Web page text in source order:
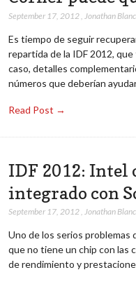
September 17, 2012, Jonathan
Es tiempo de seguir
repartida de la IDF 2012,
caso, detalles
números que deberían
Read Post →
IDF 2012: Intel
integrado con
September 17, 2012, Jonathan
Uno de los serios
que no tiene un chip con las
de rendimiento y